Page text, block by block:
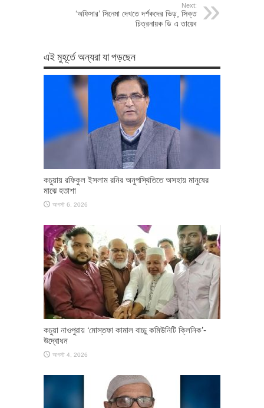
Next:
‘অফিসার’ সিনেমা দেখতে দর্শকদের ভিড়, সিক্ত
চিত্রনায়ক ডি এ তায়েব
এই মুহূর্তে অন্যরা যা পড়ছেন
কচুয়ায় রফিকুল ইসলাম রনির অনুপস্থিতিতে অসহায় মানুষের
মাঝে হতাশা
আগস্ট 6, 2026
কচুয়া নাওপুরায় ‘মোস্তফা কামাল বাচ্চু কমিউনিটি ক্লিনিক’-
উদ্বোধন
আগস্ট 4, 2026